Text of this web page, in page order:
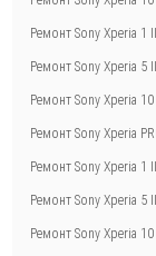
Ремонт Sony Xperia 1 III
Ремонт Sony Xperia 5 III
Ремонт Sony Xperia 10
Ремонт Sony Xperia
Ремонт Sony Xperia 1 II
Ремонт Sony Xperia 5 II
Ремонт Sony Xperia 10 II